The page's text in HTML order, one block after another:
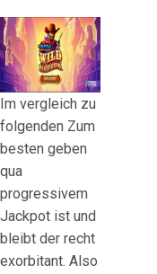
Im vergleich zu
folgenden Zum
besten geben
qua
progressivem
Jackpot ist und
bleibt der recht
exorbitant. Also